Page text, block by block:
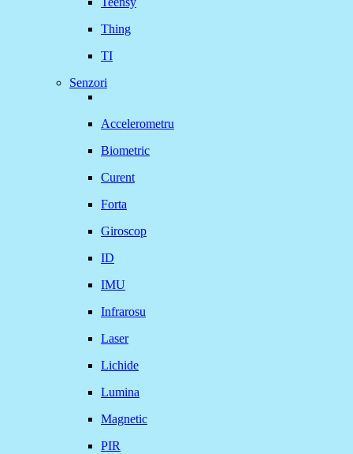
Thing
TI
Senzori
Accelerometru
Biometric
Curent
Forta
Giroscop
ID
IMU
Infrarosu
Laser
Lichide
Lumina
Magnetic
PIR